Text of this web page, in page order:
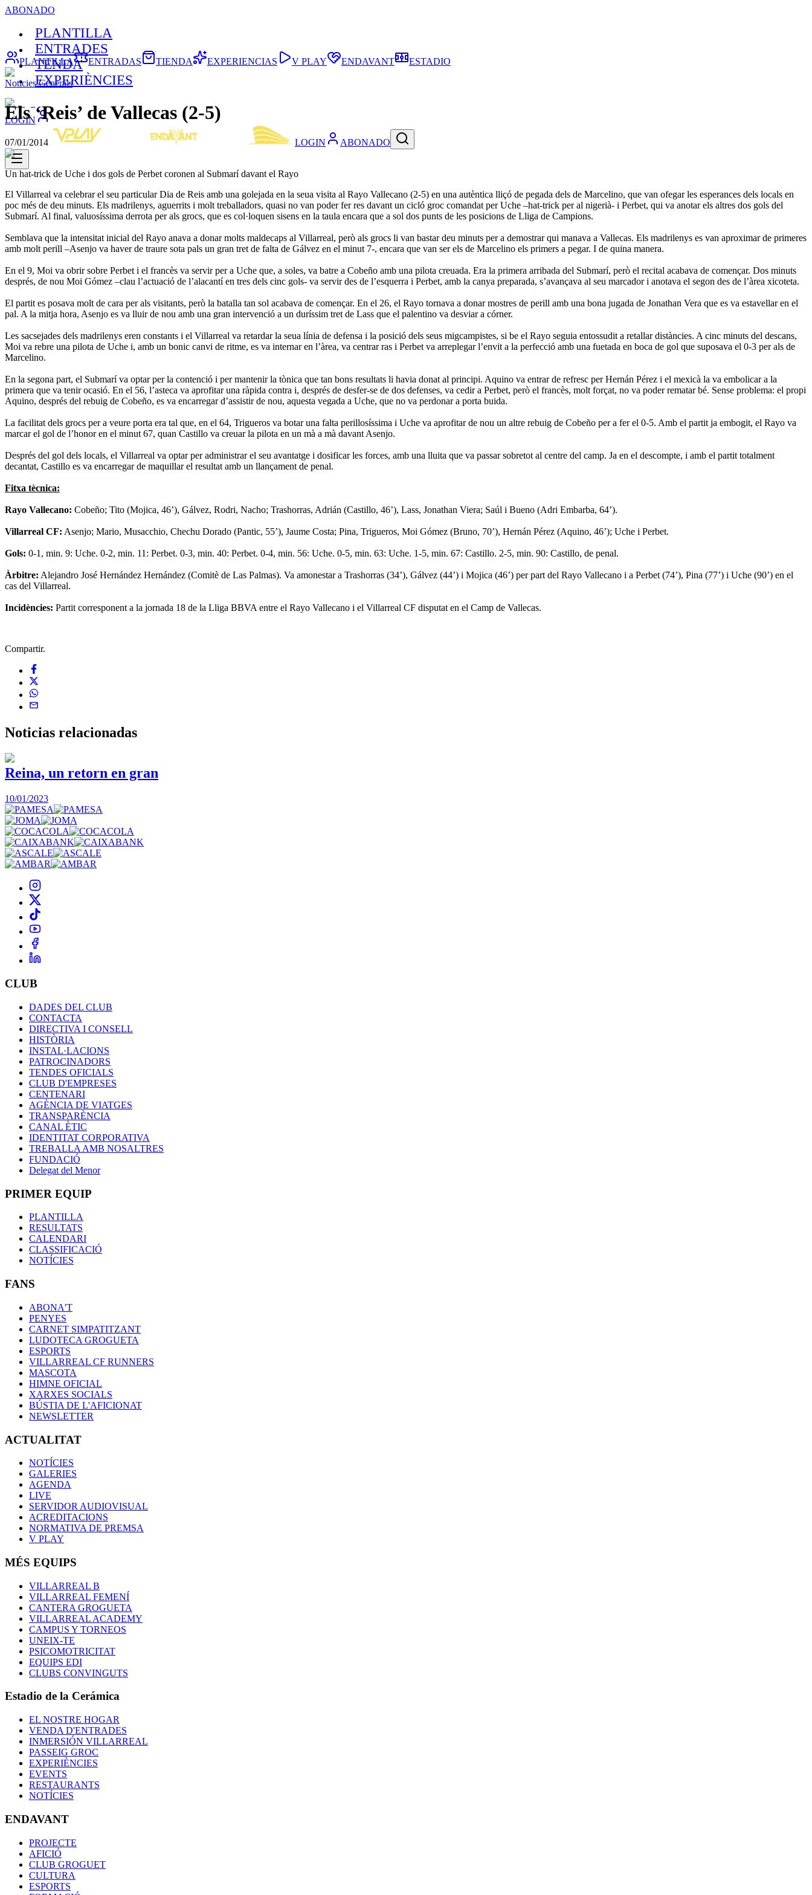
ABONADO
PLANTILLA
ENTRADES
TENDA
EXPERIÈNCIES
LOGIN
LOGIN ABONADO
PLANTILLA ENTRADAS TIENDA EXPERIENCIAS V PLAY ENDAVANT ESTADIO
Noticies Generals
Els ‘Reis’ de Vallecas (2-5)
07/01/2014
Un hat-trick de Uche i dos gols de Perbet coronen al Submarí davant el Rayo
El Villarreal va celebrar el seu particular Dia de Reis amb una golejada en la seua visita al Rayo Vallecano (2-5) en una autèntica lliçó de pegada dels de Marcelino, que van ofegar les esperances dels locals en
poc més de deu minuts. Els madrilenys, aguerrits i molt treballadors, quasi no van poder fer res davant un cicló groc comandat per Uche –hat-trick per al nigerià- i Perbet, qui va anotar els altres dos gols del
Submarí. Al final, valuosíssima derrota per als grocs, que es col·loquen sisens en la taula encara que a sol dos punts de les posicions de Lliga de Campions.
Semblava que la intensitat inicial del Rayo anava a donar molts maldecaps al Villarreal, però als grocs li van bastar deu minuts per a demostrar qui manava a Vallecas. Els madrilenys es van aproximar de primeres
amb molt perill –Asenjo va haver de traure sota pals un gran tret de falta de Gálvez en el minut 7-, encara que van ser els de Marcelino els primers a pegar. I de quina manera.
En el 9, Moi va obrir sobre Perbet i el francès va servir per a Uche que, a soles, va batre a Cobeño amb una pilota creuada. Era la primera arribada del Submarí, però el recital acabava de començar. Dos minuts
després, de nou Moi Gómez –clau l’actuació de l’alacantí en tres dels cinc gols- va servir des de l’esquerra i Perbet, amb la canya preparada, s’avançava al seu marcador i anotava el segon des de l’àrea xicoteta.
El partit es posava molt de cara per als visitants, però la batalla tan sol acabava de començar. En el 26, el Rayo tornava a donar mostres de perill amb una bona jugada de Jonathan Vera que es va estavellar en el
pal. A la mitja hora, Asenjo es va lluir de nou amb una gran intervenció a un duríssim tret de Lass que el palentino va desviar a córner.
Les sacsejades dels madrilenys eren constants i el Villarreal va retardar la seua línia de defensa i la posició dels seus migcampistes, si be el Rayo seguia entossudit a retallar distàncies. A cinc minuts del descans,
Moi va rebre una pilota de Uche i, amb un bonic canvi de ritme, es va internar en l’àrea, va centrar ras i Perbet va arreplegar l’envit a la perfecció amb una fuetada en boca de gol que suposava el 0-3 per als de
Marcelino.
En la segona part, el Submarí va optar per la contenció i per mantenir la tònica que tan bons resultats li havia donat al principi. Aquino va entrar de refresc per Hernán Pérez i el mexicà la va embolicar a la
primera que va tenir ocasió. En el 56, l’asteca va aprofitar una ràpida contra i, després de desfer-se de dos defenses, va cedir a Perbet, però el francès, molt forçat, no va poder rematar bé. Sense problema: el propi
Aquino, després del rebuig de Cobeño, es va encarregar d’assistir de nou, aquesta vegada a Uche, que no va perdonar a porta buida.
La facilitat dels grocs per a veure porta era tal que, en el 64, Trigueros va botar una falta perillosíssima i Uche va aprofitar de nou un altre rebuig de Cobeño per a fer el 0-5. Amb el partit ja embogit, el Rayo va
marcar el gol de l’honor en el minut 67, quan Castillo va creuar la pilota en un mà a mà davant Asenjo.
Després del gol dels locals, el Villarreal va optar per administrar el seu avantatge i dosificar les forces, amb una lluita que va passar sobretot al centre del camp. Ja en el descompte, i amb el partit totalment
decantat, Castillo es va encarregar de maquillar el resultat amb un llançament de penal.
Fitxa tècnica:
Rayo Vallecano: Cobeño; Tito (Mojica, 46’), Gálvez, Rodri, Nacho; Trashorras, Adrián (Castillo, 46’), Lass, Jonathan Viera; Saúl i Bueno (Adri Embarba, 64’).
Villarreal CF: Asenjo; Mario, Musacchio, Chechu Dorado (Pantic, 55’), Jaume Costa; Pina, Trigueros, Moi Gómez (Bruno, 70’), Hernán Pérez (Aquino, 46’); Uche i Perbet.
Gols: 0-1, min. 9: Uche. 0-2, min. 11: Perbet. 0-3, min. 40: Perbet. 0-4, min. 56: Uche. 0-5, min. 63: Uche. 1-5, min. 67: Castillo. 2-5, min. 90: Castillo, de penal.
Àrbitre: Alejandro José Hernández Hernández (Comitè de Las Palmas). Va amonestar a Trashorras (34’), Gálvez (44’) i Mojica (46’) per part del Rayo Vallecano i a Perbet (74’), Pina (77’) i Uche (90’) en el
cas del Villarreal.
Incidències: Partit corresponent a la jornada 18 de la Lliga BBVA entre el Rayo Vallecano i el Villarreal CF disputat en el Camp de Vallecas.
Compartir.
Noticias relacionadas
Reina, un retorn en gran
10/01/2023
CLUB
DADES DEL CLUB
CONTACTA
DIRECTIVA I CONSELL
HISTÒRIA
INSTAL·LACIONS
PATROCINADORS
TENDES OFICIALS
CLUB D'EMPRESES
CENTENARI
AGÈNCIA DE VIATGES
TRANSPARÈNCIA
CANAL ÈTIC
IDENTITAT CORPORATIVA
TREBALLA AMB NOSALTRES
FUNDACIÓ
Delegat del Menor
PRIMER EQUIP
PLANTILLA
RESULTATS
CALENDARI
CLASSIFICACIÓ
NOTÍCIES
FANS
ABONA'T
PENYES
CARNET SIMPATITZANT
LUDOTECA GROGUETA
ESPORTS
VILLARREAL CF RUNNERS
MASCOTA
HIMNE OFICIAL
XARXES SOCIALS
BÚSTIA DE L'AFICIONAT
NEWSLETTER
ACTUALITAT
NOTÍCIES
GALERIES
AGENDA
LIVE
SERVIDOR AUDIOVISUAL
ACREDITACIONS
NORMATIVA DE PREMSA
V PLAY
MÉS EQUIPS
VILLARREAL B
VILLARREAL FEMENÍ
CANTERA GROGUETA
VILLARREAL ACADEMY
CAMPUS Y TORNEOS
UNEIX-TE
PSICOMOTRICITAT
EQUIPS EDI
CLUBS CONVINGUTS
Estadio de la Cerámica
EL NOSTRE HOGAR
VENDA D'ENTRADES
INMERSIÓN VILLARREAL
PASSEIG GROC
EXPERIÈNCIES
EVENTS
RESTAURANTS
NOTÍCIES
ENDAVANT
PROJECTE
AFICIÓ
CLUB GROGUET
CULTURA
ESPORTS